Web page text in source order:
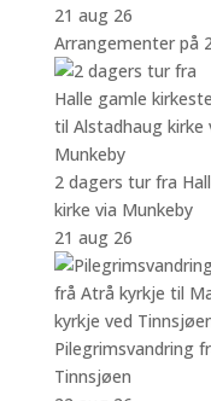
21 aug 26
Arrangementer på
2 dagers tur fra
kirke via Munkeby
21 aug 26
Pilegrimsvandring
Tinnsjøen